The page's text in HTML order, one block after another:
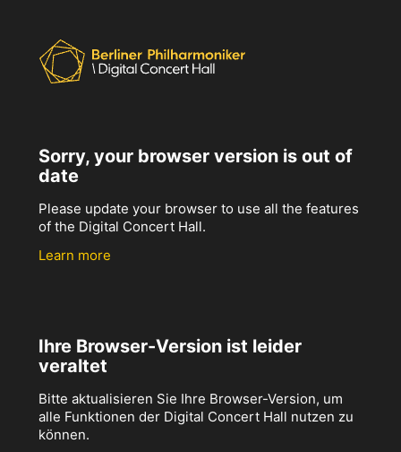
Sorry, your browser version is out of
date
Please update your browser to use all the features
of the Digital Concert Hall.
Learn more
Ihre Browser-Version ist leider
veraltet
Bitte aktualisieren Sie Ihre Browser-Version, um
alle Funktionen der Digital Concert Hall nutzen zu
können.